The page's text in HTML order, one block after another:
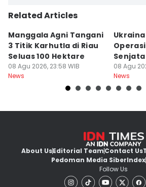
Related Articles
Manggala Agni Tangani
3 Titik Karhutla di Riau
Seluas 100 Hektare
08 Agu 2026, 23:58 WIB
News
Senjata
08 Agu
News
About UsEditorial TeamContact Us
Pedoman Media SiberIndex
Follow Us